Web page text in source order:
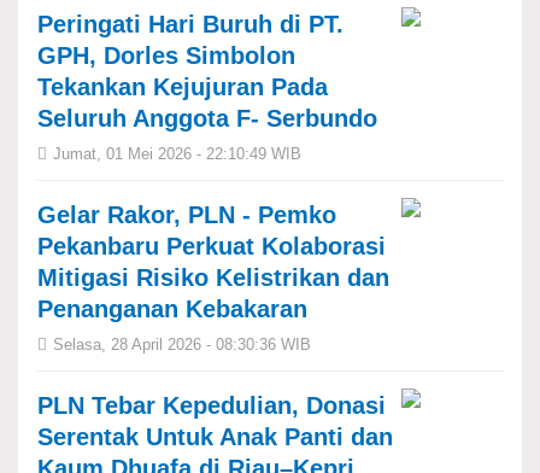
Peringati Hari Buruh di PT.
GPH, Dorles Simbolon
Tekankan Kejujuran Pada
Seluruh Anggota F- Serbundo
Jumat, 01 Mei 2026 - 22:10:49 WIB
Gelar Rakor, ‎PLN - Pemko
Pekanbaru Perkuat Kolaborasi
Mitigasi Risiko Kelistrikan dan
Penanganan Kebakaran
Selasa, 28 April 2026 - 08:30:36 WIB
PLN Tebar Kepedulian, Donasi
Serentak Untuk Anak Panti dan